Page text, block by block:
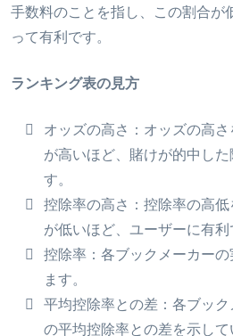
手数料のことを指し、この割合が
って有利です。
ランキング表の見方
オッズの高さ：オッズの高
が高いほど、賭けが的中し
す。
控除率の高さ：控除率の高
が低いほど、ユーザーに有利
控除率：各ブックメーカー
ます。
平均控除率との差：各ブッ
の平均控除率との差を示して